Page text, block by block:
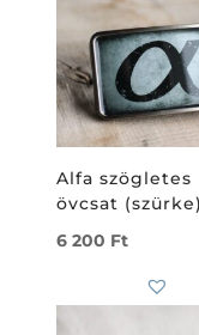
Alfa szögletes
övcsat (szürke)
6 200 Ft